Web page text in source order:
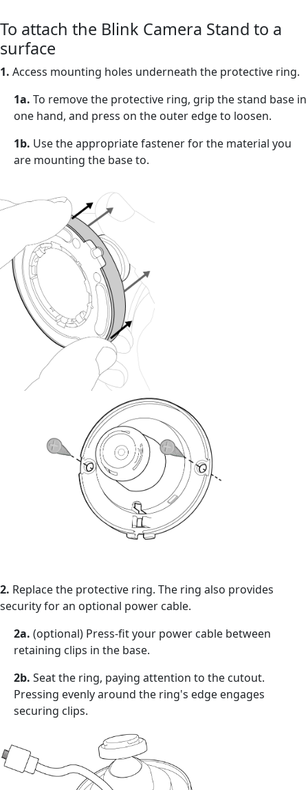
To attach the Blink Camera Stand to a
surface
1. Access mounting holes underneath the protective ring.
1a. To remove the protective ring, grip the stand base in
one hand, and press on the outer edge to loosen.
1b. Use the appropriate fastener for the material you
are mounting the base to.
2. Replace the protective ring. The ring also provides
security for an optional power cable.
2a. (optional) Press-fit your power cable between
retaining clips in the base.
2b. Seat the ring, paying attention to the cutout.
Pressing evenly around the ring's edge engages
securing clips.